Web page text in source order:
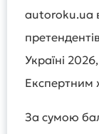
autoroku.ua
Україні
Експертним
За сумою